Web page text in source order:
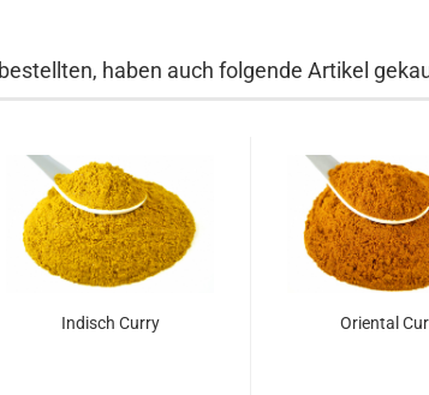
haben auch folgende Artikel
Indisch Curry Oriental